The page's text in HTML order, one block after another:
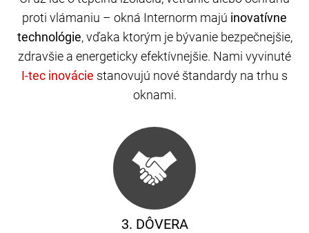
3. DÔVERA
proti vlámaniu – okná Internorm majú inovatívne
technológie, vďaka ktorým je bývanie bezpečnejšie,
zdravšie a energeticky efektívnejšie. Nami vyvinuté
stanovujú nové štandardy na trhu s
oknami.